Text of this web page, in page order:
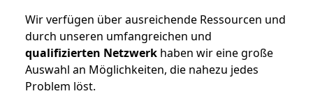
Wir verfügen über ausreichende Ressourcen und
durch unseren umfangreichen und
qualifizierten Netzwerk haben wir eine große
Auswahl an Möglichkeiten, die nahezu jedes
Problem löst.